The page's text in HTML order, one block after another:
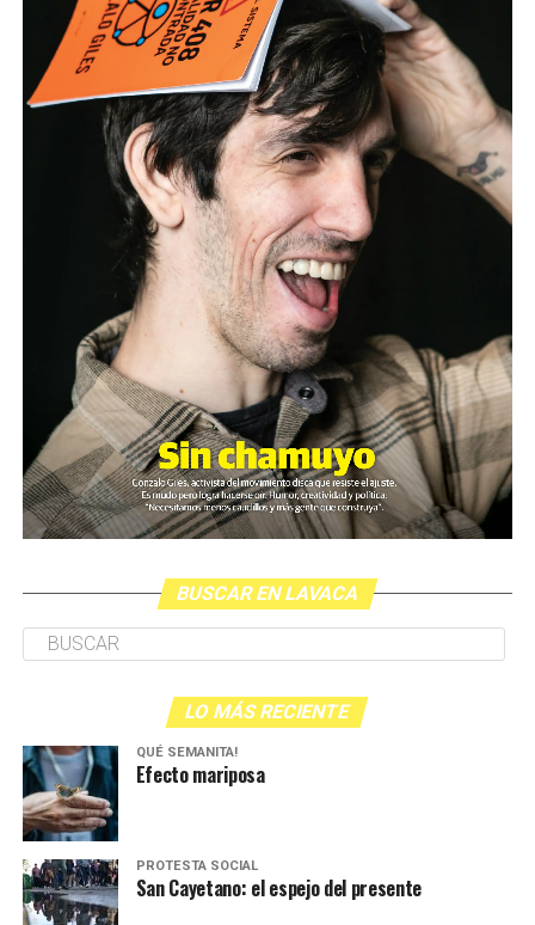
BUSCAR EN LAVACA
LO MÁS RECIENTE
QUÉ SEMANITA!
Efecto mariposa
PROTESTA SOCIAL
San Cayetano: el espejo del presente